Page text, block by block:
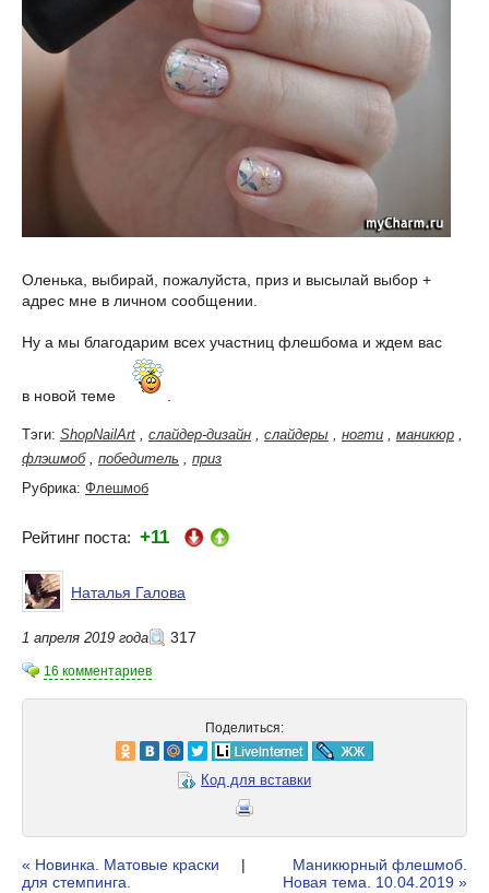
Оленька, выбирай, пожалуйста, приз и высылай выбор +
адрес мне в личном сообщении.
Ну а мы благодарим всех участниц флешбома и ждем вас
в новой теме
Тэги: ShopNailArt слайдер-дизайн слайдеры ногти маникюр
флэшмоб, победитель
приз
Рубрика: Флешмоб
Рейтинг поста: +11
Наталья Галова
1 апреля 2019 года 317
16 комментариев
Поделиться:
Код для вставки
« Новинка. Матовые краски
для стемпинга.
|
Маникюрный флешмоб.
Новая тема. 10.04.2019 »